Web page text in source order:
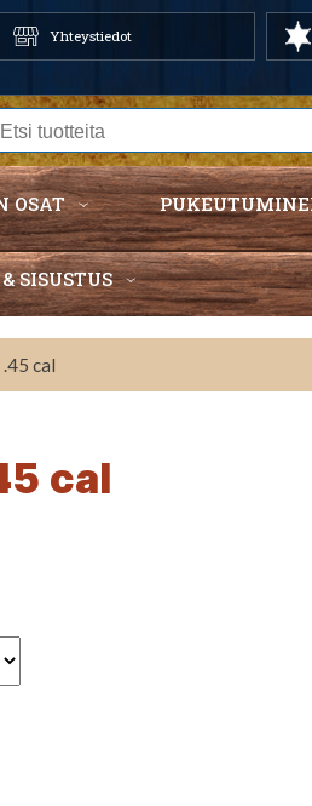
Yhteystiedot
OSAT
SISUSTUS
cal
cal